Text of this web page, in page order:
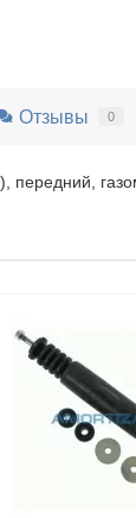
Отзывы 0
передний,